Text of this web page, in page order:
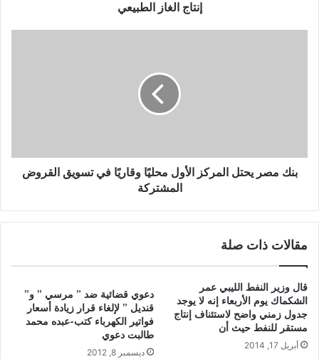
إنتاج الغاز الطبيعي
بنك مصر يحتل المركز الأول محليًا وقاريًا في تسويق القروض
المشتركة
مقالات ذات صلة
قال وزير النفط الليبي عمر
الشكماك يوم الأربعاء إنه لا يوجد
جدول زمني واضح لاستئناف إنتاج
مستقر للنفط حيث أن
أبريل 17, 2014
دعوي قضائية ضد ” مرسي ” و”
قنديل ” لإلغاء قرار زيادة أسعار
فواتير الكهرباء كتب-عبده محمد
طالبت دعوي
ديسمبر 8, 2012